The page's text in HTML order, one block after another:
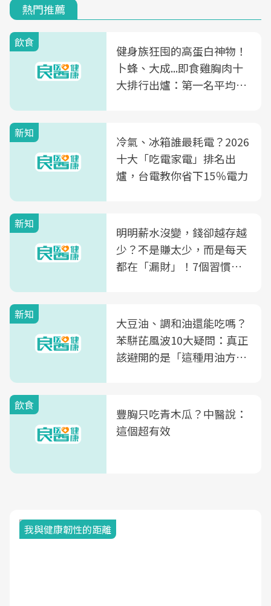
熱門推薦
飲食
健身族狂囤的高蛋白神物！
卜蜂、大成...即食雞胸肉十
大排行出爐：第一名平均一
新知
冷氣、冰箱誰最耗電？2026
十大「吃電家電」排名出
爐，台電教你省下15％電力
新知
明明薪水沒變，錢卻越存越
少？不是賺太少，而是每天
都在「漏財」！7個習慣一
新知
大豆油、調和油還能吃嗎？
苯駢芘風波10大疑問：真正
該避開的是「這種用油方
飲食
豐胸只吃青木瓜？中醫說：
這個超有效
我與健康韌性的距離